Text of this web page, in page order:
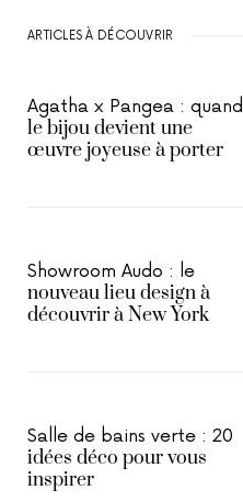
ARTICLES À DÉCOUVRIR
Agatha x Pangea : quand
le bijou devient une
œuvre joyeuse à porter
Showroom Audo : le
nouveau lieu design à
découvrir à New York
Salle de bains verte : 20
idées déco pour vous
inspirer